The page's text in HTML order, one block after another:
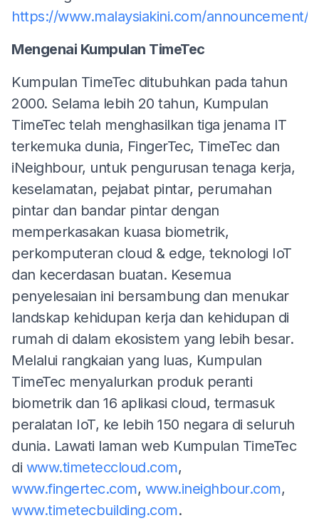
https://www.malaysiakini.com/announcement/
Mengenai Kumpulan TimeTec
Kumpulan TimeTec ditubuhkan pada tahun
2000. Selama lebih 20 tahun, Kumpulan
TimeTec telah menghasilkan tiga jenama IT
terkemuka dunia, FingerTec, TimeTec dan
iNeighbour, untuk pengurusan tenaga kerja,
keselamatan, pejabat pintar, perumahan
pintar dan bandar pintar dengan
memperkasakan kuasa biometrik,
perkomputeran cloud & edge, teknologi IoT
dan kecerdasan buatan. Kesemua
penyelesaian ini bersambung dan menukar
landskap kehidupan kerja dan kehidupan di
rumah di dalam ekosistem yang lebih besar.
Melalui rangkaian yang luas, Kumpulan
TimeTec menyalurkan produk peranti
biometrik dan 16 aplikasi cloud, termasuk
peralatan IoT, ke lebih 150 negara di seluruh
dunia. Lawati laman web Kumpulan TimeTec
di www.timeteccloud.com,
www.fingertec.com, www.ineighbour.com,
www.timetecbuilding.com.